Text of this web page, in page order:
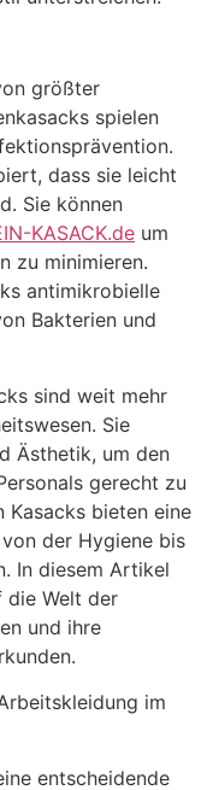
größter
spielen
dass sie leicht
Sie können
KASACK.de um
zu minimieren.
antimikrobielle
Bakterien und
sind weit mehr
Sie
Ästhetik, um den
gerecht zu
Kasacks bieten eine
der Hygiene bis
In diesem Artikel
die Welt der
und ihre
im
entscheidende